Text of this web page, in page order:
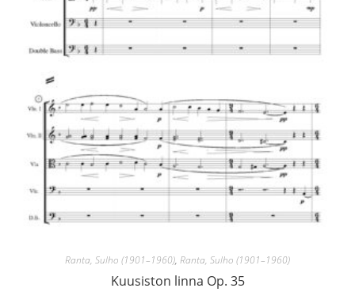
Ranta, Sulho (1901–1960), Ranta, Sulho (1901–1960)
Kuusiston linna Op. 35